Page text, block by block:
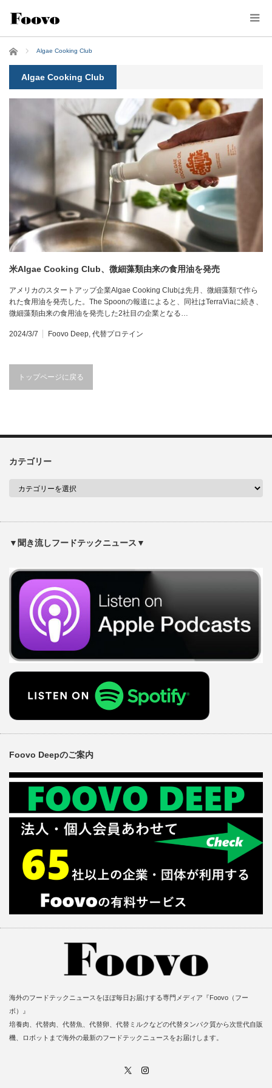
ホーム Algae Cooking Club
Algae Cooking Club
米Algae Cooking Club、微細藻類由来の食用油を発売
アメリカのスタートアップ企業Algae Cooking Clubは先月、微細藻類で作ら
れた食用油を発売した。The Spoonの報道によると、同社はTerraViaに続き、
微細藻類由来の食用油を発売した2社目の企業となる…
2024/3/7 Foovo Deep, 代替プロテイン
トップページに戻る
カテゴリー
▼聞き流しフードテックニュース▼
Foovo Deepのご案内
海外のフードテックニュースをほぼ毎日お届けする専門メディア『Foovo（フー
ボ）』
培養肉、代替肉、代替魚、代替卵、代替ミルクなどの代替タンパク質から次世代自販
機、ロボットまで海外の最新のフードテックニュースをお届けします。